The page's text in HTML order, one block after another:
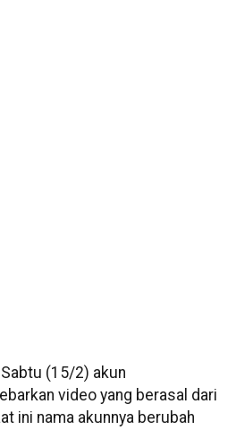
(15/2) akun
video yang berasal dari
ini nama akunnya berubah